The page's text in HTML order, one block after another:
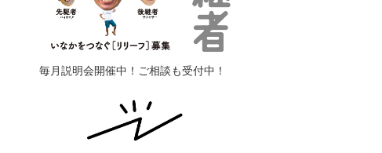
毎月説明会開催中！ご相談も受付中！